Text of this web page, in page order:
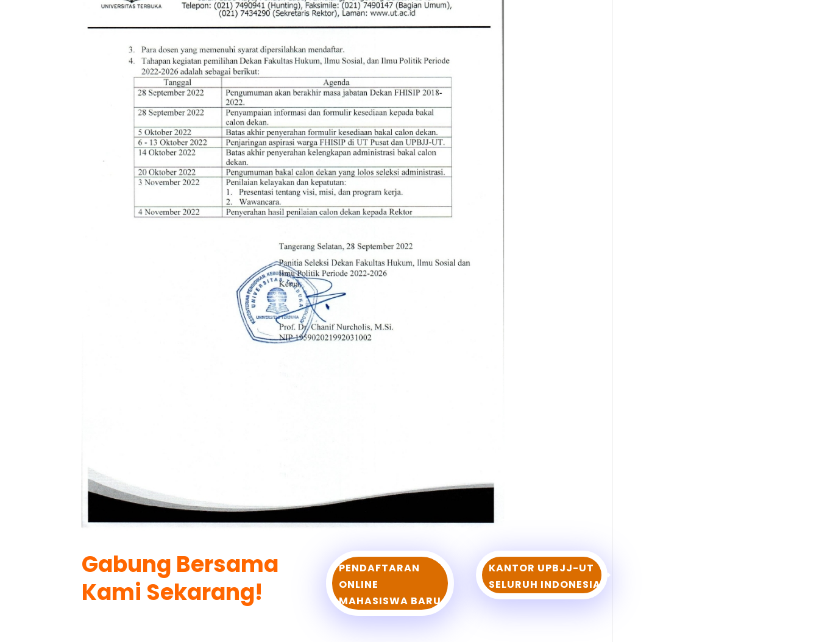
Gabung Bersama
Kami Sekarang!
PENDAFTARAN
ONLINE
MAHASISWA BARU
KANTOR UPBJJ-UT
SELURUH INDONESIA